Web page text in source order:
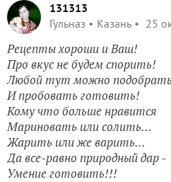
131313
Гульназ
Казань 25
Рецепты хороши и Ваш!
Про вкус не будем спорить!
Любой тут можно подобрать
И пробовать готовить!
Кому что больше нравится
Мариновать или солить...
Жарить или же варить...
Да все-равно природный дар -
Умение готовить!!!